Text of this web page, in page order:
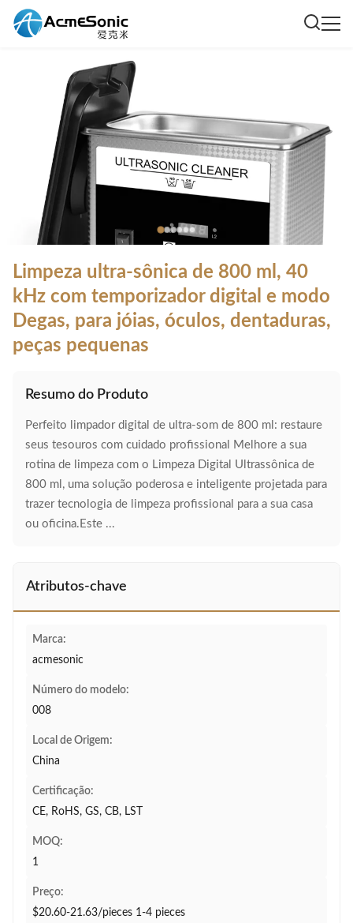
Limpeza ultra-sônica de 800 ml, 40
kHz com temporizador digital e modo
Degas, para jóias, óculos, dentaduras,
peças pequenas
Resumo do Produto
Perfeito limpador digital de ultra-som de 800 ml: restaure
seus tesouros com cuidado profissional Melhore a sua
rotina de limpeza com o Limpeza Digital Ultrassônica de
800 ml, uma solução poderosa e inteligente projetada para
trazer tecnologia de limpeza profissional para a sua casa
ou oficina.Este ...
Atributos-chave
Marca:
acmesonic
Número do modelo:
008
Local de Origem:
China
Certificação:
CE, RoHS, GS, CB, LST
MOQ:
1
Preço:
$20.60-21.63/pieces 1-4 pieces